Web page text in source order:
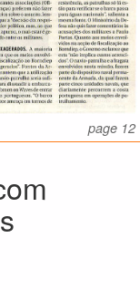
page 12